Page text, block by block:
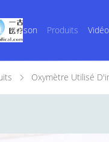
Maison Produits
Oxymètre Utilisé